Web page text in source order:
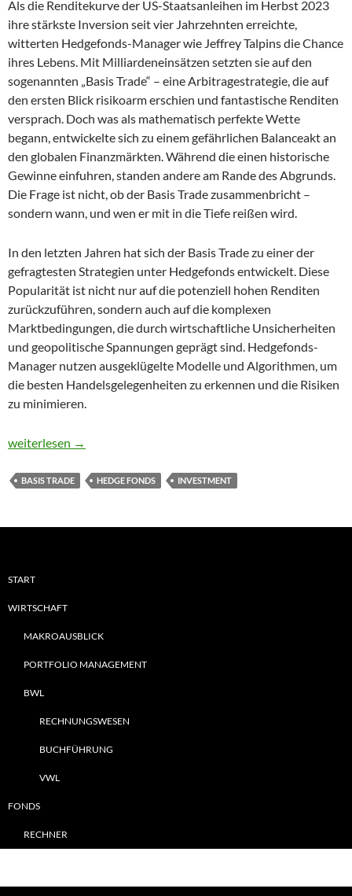
Als die Renditekurve der US-Staatsanleihen im Herbst 2023
ihre stärkste Inversion seit vier Jahrzehnten erreichte,
witterten Hedgefonds-Manager wie Jeffrey Talpins die Chance
ihres Lebens. Mit Milliardeneinsätzen setzten sie auf den
sogenannten „Basis Trade“ – eine Arbitragestrategie, die auf
den ersten Blick risikoarm erschien und fantastische Renditen
versprach. Doch was als mathematisch perfekte Wette
begann, entwickelte sich zu einem gefährlichen Balanceakt an
den globalen Finanzmärkten. Während die einen historische
Gewinne einfuhren, standen andere am Rande des Abgrunds.
Die Frage ist nicht, ob der Basis Trade zusammenbricht –
sondern wann, und wen er mit in die Tiefe reißen wird.
In den letzten Jahren hat sich der Basis Trade zu einer der
gefragtesten Strategien unter Hedgefonds entwickelt. Diese
Popularität ist nicht nur auf die potenziell hohen Renditen
zurückzuführen, sondern auch auf die komplexen
Marktbedingungen, die durch wirtschaftliche Unsicherheiten
und geopolitische Spannungen geprägt sind. Hedgefonds-
Manager nutzen ausgeklügelte Modelle und Algorithmen, um
die besten Handelsgelegenheiten zu erkennen und die Risiken
zu minimieren.
Was ist der „Basis Trade“?
weiterlesen →
BASIS TRADE HEDGE FONDS INVESTMENT
START
WIRTSCHAFT
MAKROAUSBLICK
PORTFOLIO MANAGEMENT
BWL
RECHNUNGSWESEN
BUCHFÜHRUNG
VWL
FONDS
RECHNER